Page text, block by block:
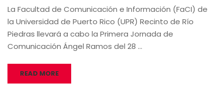
La Facultad de Comunicación e Información (FaCI) de
la Universidad de Puerto Rico (UPR) Recinto de Río
Piedras llevará a cabo la Primera Jornada de
Comunicación Ángel Ramos del 28 …
READ MORE